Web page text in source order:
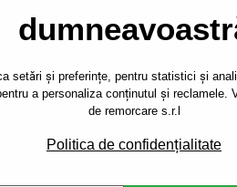
setări și preferințe, pentru statistici și
a personaliza conținutul și reclamele.
de remorcare s.r.l
Politica de confidențialitate
de remorcare